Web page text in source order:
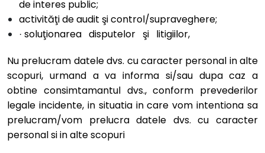
de interes public;
activităţi de audit şi control/supraveghere;
· soluţionarea disputelor şi litigiilor,
Nu prelucram datele dvs. cu caracter personal in alte
scopuri, urmand a va informa si/sau dupa caz a
obtine consimtamantul dvs., conform prevederilor
legale incidente, in situatia in care vom intentiona sa
prelucram/vom prelucra datele dvs. cu caracter
personal si in alte scopuri